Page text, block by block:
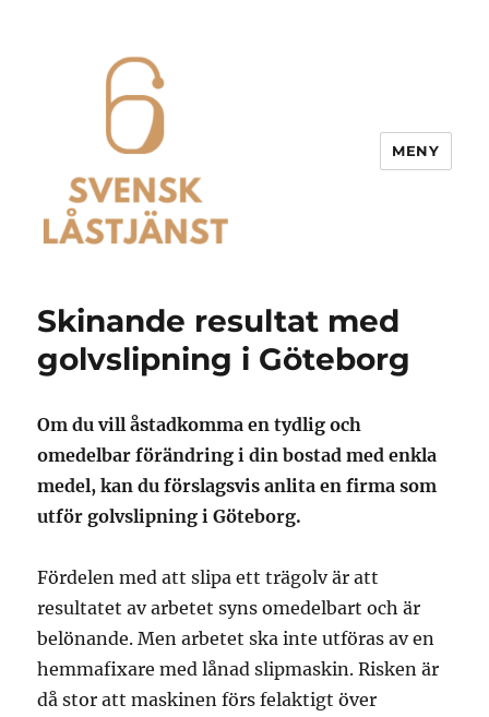
MENY
Skinande resultat med
golvslipning i Göteborg
Om du vill åstadkomma en tydlig och
omedelbar förändring i din bostad med enkla
medel, kan du förslagsvis anlita en firma som
utför golvslipning i Göteborg.
Fördelen med att slipa ett trägolv är att
resultatet av arbetet syns omedelbart och är
belönande. Men arbetet ska inte utföras av en
hemmafixare med lånad slipmaskin. Risken är
då stor att maskinen förs felaktigt över